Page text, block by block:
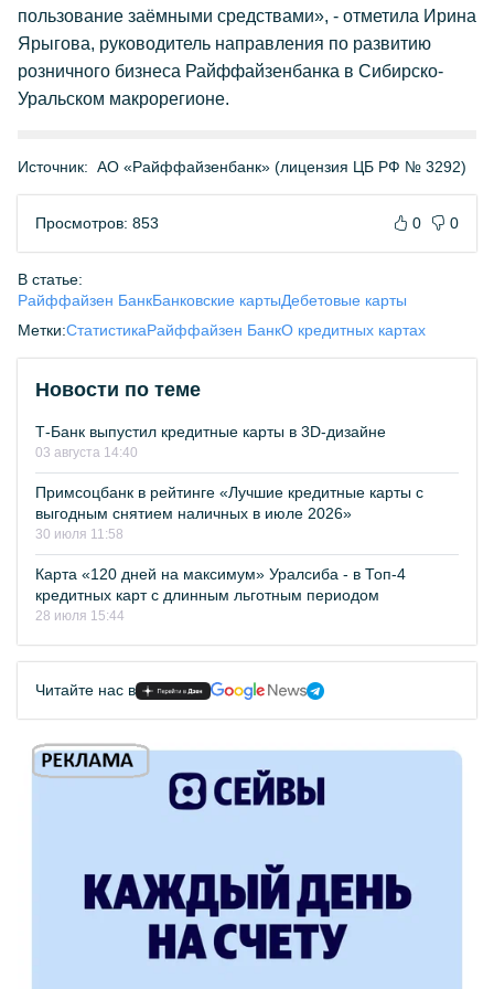
пользование заёмными средствами», - отметила Ирина
Ярыгова, руководитель направления по развитию
розничного бизнеса Райффайзенбанка в Сибирско-
Уральском макрорегионе.
Источник: АО «Райффайзенбанк» (лицензия ЦБ РФ № 3292)
Просмотров: 853 0 0
В статье:
Райффайзен БанкБанковские картыДебетовые карты
Метки:СтатистикаРайффайзен БанкО кредитных картах
Новости по теме
Т-Банк выпустил кредитные карты в 3D-дизайне
03 августа 14:40
Примсоцбанк в рейтинге «Лучшие кредитные карты с
выгодным снятием наличных в июле 2026»
30 июля 11:58
Карта «120 дней на максимум» Уралсиба - в Топ-4
кредитных карт с длинным льготным периодом
28 июля 15:44
Читайте нас в